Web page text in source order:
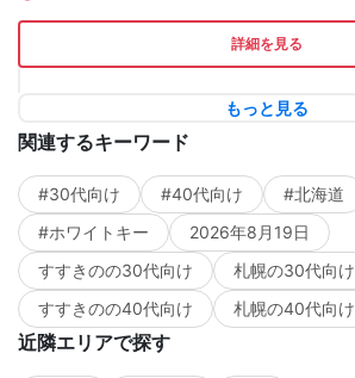
詳細を見る
もっと見る
関連するキーワード
#30代向け #40代向け #北海道
#ホワイトキー
2026年8月19日
すすきのの30代向け
札幌の30代向け
すすきのの40代向け
札幌の40代向け
近隣エリアで探す